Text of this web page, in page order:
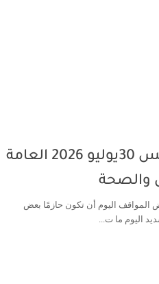
أبراج اليوم الخميس 30يوليو 2026 العامة
والصحة
المواقف اليوم أن تكون حازمًا بعض
اليوم ما ت...